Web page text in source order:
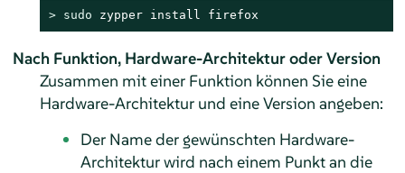
> sudo zypper install firefox
Nach Funktion, Hardware-Architektur oder Version
Zusammen mit einer Funktion können Sie eine
Hardware-Architektur und eine Version angeben:
Der Name der gewünschten Hardware-
Architektur wird nach einem Punkt an die